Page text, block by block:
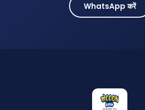
WhatsApp करें